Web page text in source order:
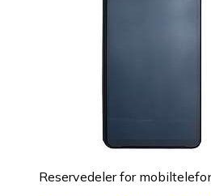
Reservedeler for